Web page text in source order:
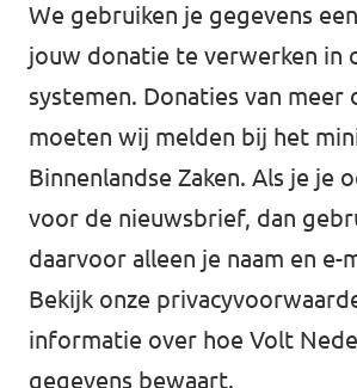
We gebruiken je gegevens
jouw donatie te verwerken in
systemen. Donaties van meer
moeten wij melden bij het
Binnenlandse Zaken. Als je je
voor de nieuwsbrief, dan
daarvoor alleen je naam en e-
Bekijk onze
informatie over hoe Volt
gegevens bewaart.